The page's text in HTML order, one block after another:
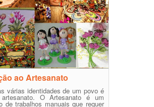
ao Artesanato
várias identidades de um povo é
O Artesanato é um
de trabalhos manuais que requer